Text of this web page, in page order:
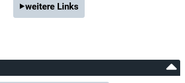
weitere Links